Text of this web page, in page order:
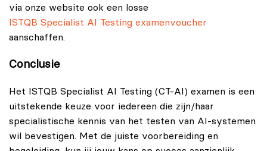
via onze website ook een losse
ISTQB Specialist AI Testing examenvoucher
aanschaffen.
Conclusie
Het ISTQB Specialist AI Testing (CT-AI) examen is een
uitstekende keuze voor iedereen die zijn/haar
specialistische kennis van het testen van AI-systemen
wil bevestigen. Met de juiste voorbereiding en